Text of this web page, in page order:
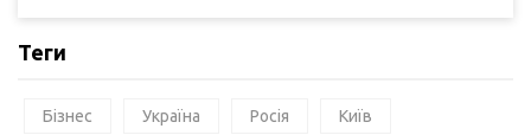
Теги
Бізнес Україна Росія Київ